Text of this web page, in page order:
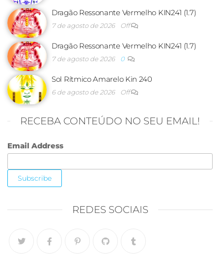
Dragão Ressonante Vermelho KIN241 (1.7)
7 de agosto de 2026 Off
Dragão Ressonante Vermelho KIN241 (1.7)
7 de agosto de 2026 0
Sol Rítmico Amarelo Kin 240
6 de agosto de 2026 Off
RECEBA CONTEÚDO NO SEU EMAIL!
Email Address
REDES SOCIAIS